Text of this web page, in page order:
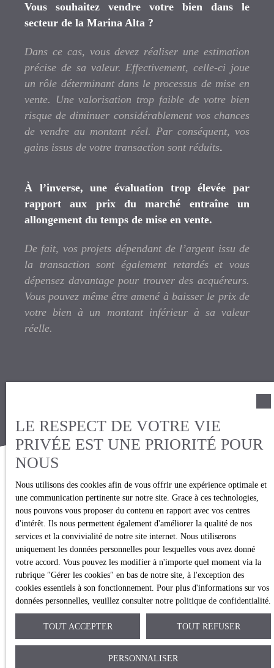
Vous souhaitez vendre votre bien dans le
secteur de la Marina Alta ?
Dans ce cas, vous devez réaliser une estimation
précise de sa valeur. Effectivement, celle-ci joue
un rôle déterminant dans le processus de mise en
vente. Une valorisation trop faible de votre bien
risque de diminuer considérablement vos chances
de vendre au montant réel. Par conséquent, vos
gains issus de votre transaction sont réduits.
À l’inverse, une évaluation trop élevée par
rapport aux prix du marché entraîne un
allongement du temps de mise en vente.
De fait, vos projets dépendant de l’argent issu de
la transaction sont également retardés et vous
dépensez davantage pour trouver des acquéreurs.
Vous pouvez même être amené à baisser le prix de
votre bien à un montant inférieur à sa valeur
réelle.
VOUS SOUHAITEZ
vendre votre bien ?
Soucieuse d'être proche de ses clients, notre structure a
conservé son caractère humain et sa dimension
familiale au fil de sa croissance. Et ce, tout en gardant
ses valeurs fondamentales, qui reposent
confianceet latransparence.Immo Consulting
Brokersc'est l'alliance d'une agence familiale
traditionnelle proposant les meilleures innovations et
LE RESPECT DE VOTRE VIE
PRIVÉE EST UNE PRIORITÉ POUR
NOUS
Nous utilisons des cookies afin de vous offrir une expérience optimale et
une communication pertinente sur notre site. Grace à ces technologies,
nous pouvons vous proposer du contenu en rapport avec vos centres
d'intérêt. Ils nous permettent également d'améliorer la qualité de nos
services et la convivialité de notre site internet. Nous utiliserons
uniquement les données personnelles pour lesquelles vous avez donné
votre accord. Vous pouvez les modifier à n'importe quel moment via la
rubrique ″Gérer les cookies″ en bas de notre site, à l'exception des
cookies essentiels à son fonctionnement. Pour plus d'informations sur vos
données personnelles, veuillez consulter notre politique de confidentialité.
TOUT ACCEPTER TOUT REFUSER
PERSONNALISER